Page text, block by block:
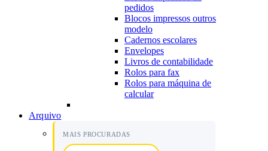
pedidos
Blocos impressos outros
modelo
Cadernos escolares
Envelopes
Livros de contabilidade
Rolos para fax
Rolos para máquina de
calcular
Arquivo
MAIS PROCURADAS